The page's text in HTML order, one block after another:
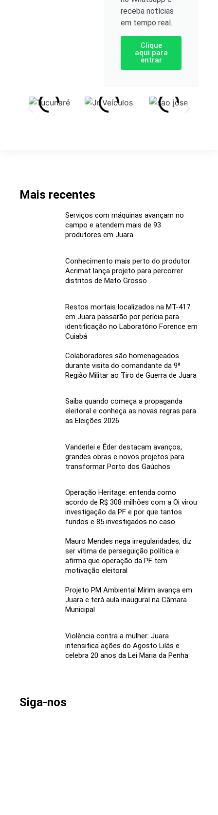
receba notícias
em tempo real.
Clique
aqui para
entrar
Mais recentes
Serviços com máquinas avançam no
campo e atendem mais de 93
produtores em Juara
Conhecimento mais perto do produtor:
Acrimat lança projeto para percorrer
distritos de Mato Grosso
Restos mortais localizados na MT-417
em Juara passarão por perícia para
identificação no Laboratório Forence em
Cuiabá
Colaboradores são homenageados
durante visita do comandante da 9ª
Região Militar ao Tiro de Guerra de Juara
Saiba quando começa a propaganda
eleitoral e conheça as novas regras para
as Eleições 2026
Vanderlei e Éder destacam avanços,
grandes obras e novos projetos para
transformar Porto dos Gaúchos
Operação Heritage: entenda como
acordo de R$ 308 milhões com a Oi virou
investigação da PF e por que tantos
fundos e 85 investigados no caso
Mauro Mendes nega irregularidades, diz
ser vítima de perseguição política e
afirma que operação da PF tem
motivação eleitoral
Projeto PM Ambiental Mirim avança em
Juara e terá aula inaugural na Câmara
Municipal
Violência contra a mulher: Juara
intensifica ações do Agosto Lilás e
celebra 20 anos da Lei Maria da Penha
Siga-nos